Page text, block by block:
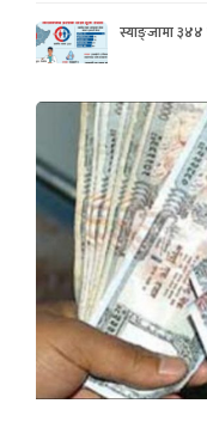
स्याङ्जामा